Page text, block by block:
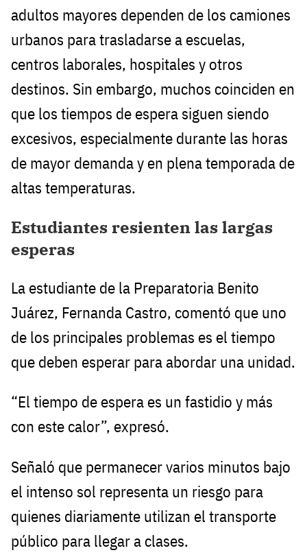
adultos mayores dependen de los camiones
urbanos para trasladarse a escuelas,
centros laborales, hospitales y otros
destinos. Sin embargo, muchos coinciden en
que los tiempos de espera siguen siendo
excesivos, especialmente durante las horas
de mayor demanda y en plena temporada de
altas temperaturas.
Estudiantes resienten las largas
esperas
La estudiante de la Preparatoria Benito
Juárez, Fernanda Castro, comentó que uno
de los principales problemas es el tiempo
que deben esperar para abordar una unidad.
“El tiempo de espera es un fastidio y más
con este calor”, expresó.
Señaló que permanecer varios minutos bajo
el intenso sol representa un riesgo para
quienes diariamente utilizan el transporte
público para llegar a clases.